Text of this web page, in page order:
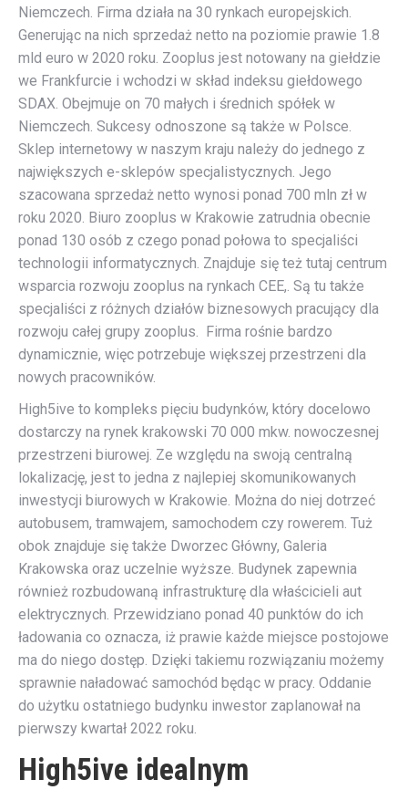
Niemczech. Firma działa na 30 rynkach europejskich.
Generując na nich sprzedaż netto na poziomie prawie 1.8
mld euro w 2020 roku. Zooplus jest notowany na giełdzie
we Frankfurcie i wchodzi w skład indeksu giełdowego
SDAX. Obejmuje on 70 małych i średnich spółek w
Niemczech. Sukcesy odnoszone są także w Polsce.
Sklep internetowy w naszym kraju należy do jednego z
największych e-sklepów specjalistycznych. Jego
szacowana sprzedaż netto wynosi ponad 700 mln zł w
roku 2020. Biuro zooplus w Krakowie zatrudnia obecnie
ponad 130 osób z czego ponad połowa to specjaliści
technologii informatycznych. Znajduje się też tutaj centrum
wsparcia rozwoju zooplus na rynkach CEE,. Są tu także
specjaliści z różnych działów biznesowych pracujący dla
rozwoju całej grupy zooplus. Firma rośnie bardzo
dynamicznie, więc potrzebuje większej przestrzeni dla
nowych pracowników.
High5ive to kompleks pięciu budynków, który docelowo
dostarczy na rynek krakowski 70 000 mkw. nowoczesnej
przestrzeni biurowej. Ze względu na swoją centralną
lokalizację, jest to jedna z najlepiej skomunikowanych
inwestycji biurowych w Krakowie. Można do niej dotrzeć
autobusem, tramwajem, samochodem czy rowerem. Tuż
obok znajduje się także Dworzec Główny, Galeria
Krakowska oraz uczelnie wyższe. Budynek zapewnia
również rozbudowaną infrastrukturę dla właścicieli aut
elektrycznych. Przewidziano ponad 40 punktów do ich
ładowania co oznacza, iż prawie każde miejsce postojowe
ma do niego dostęp. Dzięki takiemu rozwiązaniu możemy
sprawnie naładować samochód będąc w pracy. Oddanie
do użytku ostatniego budynku inwestor zaplanował na
pierwszy kwartał 2022 roku.
High5ive idealnym